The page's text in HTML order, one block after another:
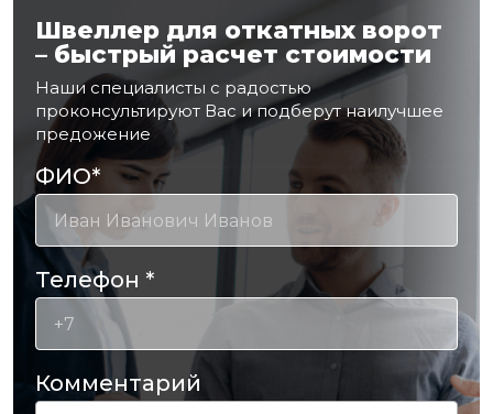
Швеллер для откатных ворот
– быстрый расчет стоимости
Наши специалисты с радостью
проконсультируют Вас и подберут наилучшее
предожение
ФИО*
Телефон *
Комментарий